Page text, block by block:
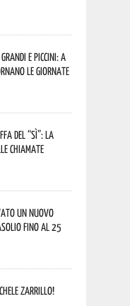
e piccini: a
le Giornate
del “Sì”: la
chiamate
un nuovo
fino al 25
Zarrillo!